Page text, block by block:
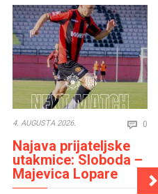
4. AUGUSTA 2026.  0
Najava prijateljske
utakmice: Sloboda –
Majevica Lopare